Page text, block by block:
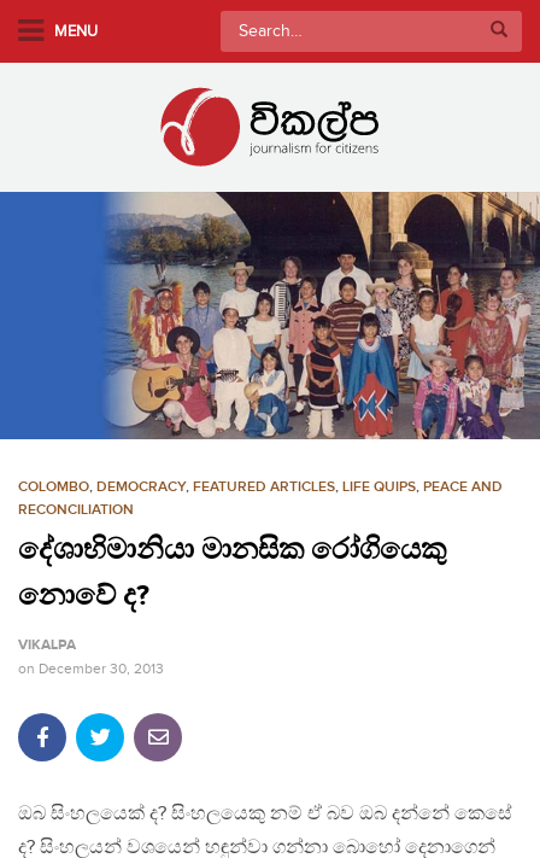
m
e
MENU
Search
for:
COLOMBO, DEMOCRACY, FEATURED ARTICLES, LIFE QUIPS, PEACE AND
RECONCILIATION
දේශාභිමානියා මානසික රෝගියෙකු
නොවේ ද?
VIKALPA
on December 30, 2013
ඔබ සිංහලයෙක් ද? සිංහලයෙකු නම් ඒ බව ඔබ දන්නේ කෙසේ
ද? සිංහලයන් වශයෙන් හඳුන්වා ගන්නා බොහෝ දෙනාගෙන්